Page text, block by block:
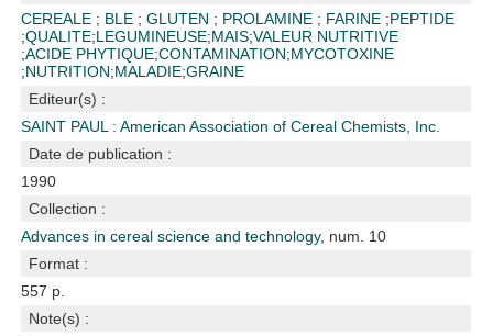
CEREALE ; BLE ;GLUTEN ; PROLAMINE ; FARINE ;PEPTIDE
;QUALITE;LEGUMINEUSE;MAIS;VALEUR NUTRITIVE
;ACIDE PHYTIQUE;CONTAMINATION;MYCOTOXINE
;NUTRITION;MALADIE;GRAINE
Editeur(s) :
SAINT PAUL : American Association of Cereal Chemists, Inc.
Date de publication :
1990
Collection :
Advances in cereal science and technology, num. 10
Format :
557 p.
Note(s) :